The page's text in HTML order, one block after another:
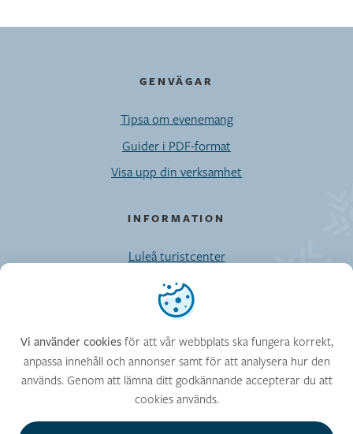
Vi använder cookies
Vi använder cookiesför att vår webbplats ska fungera korrekt,
anpassa innehåll och annonser samt för att analysera hur den
används. Genom att lämna ditt godkännande accepterar du att
cookies används.
GENVÄGAR
Tipsa om evenemang
Guider i PDF-format
Visa upp din verksamhet
INFORMATION
Luleå turistcenter
Möten/Privatresor/Press
Kontaktuppgifter till Visit Luleå-enheten
Cookies
FÖLJ OSS
Facebook Instagram